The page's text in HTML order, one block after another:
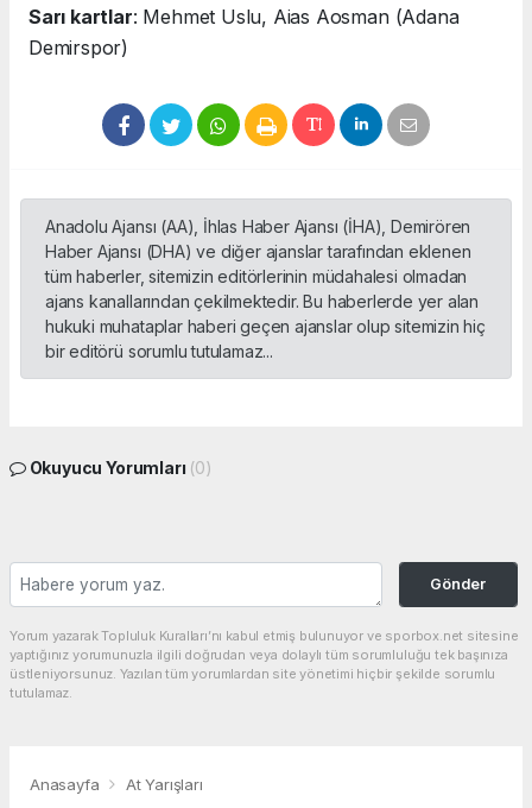
Sarı kartlar: Mehmet Uslu, Aias Aosman (Adana
Demirspor)
Anadolu Ajansı (AA), İhlas Haber Ajansı (İHA), Demirören
Haber Ajansı (DHA) ve diğer ajanslar tarafından eklenen
tüm haberler, sitemizin editörlerinin müdahalesi olmadan
ajans kanallarından çekilmektedir. Bu haberlerde yer alan
hukuki muhataplar haberi geçen ajanslar olup sitemizin hiç
bir editörü sorumlu tutulamaz...
Okuyucu Yorumları (0)
Gönder
Yorum yazarak Topluluk Kuralları’nı kabul etmiş bulunuyor ve sporbox.net sitesine
yaptığınız yorumunuzla ilgili doğrudan veya dolaylı tüm sorumluluğu tek başınıza
üstleniyorsunuz. Yazılan tüm yorumlardan site yönetimi hiçbir şekilde sorumlu
tutulamaz.
Anasayfa At Yarışları